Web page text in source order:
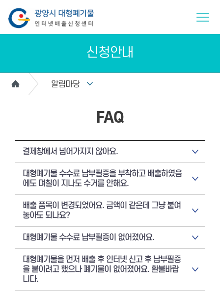
신청안내
알림마당
FAQ
결제창에서 넘어가지지 않아요.
대형폐기물 수수료 납부필증을 부착하고 배출하였음
에도 며칠이 지나도 수거를 안해요.
배출 품목이 변경되었어요. 금액이 같은데 그냥 붙여
놓아도 되나요?
대형폐기물 수수료 납부필증이 없어졌어요.
대형폐기물을 먼저 배출 후 인터넷 신고 후 납부필증
을 붙이려고 했으나 폐기물이 없어졌어요. 환불바랍
니다.